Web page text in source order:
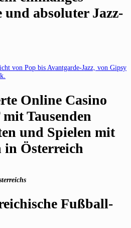
absoluter Jazz-
von Pop bis Avantgarde-Jazz, von Gipsy
Online Casino
Tausenden
und Spielen mit
in Österreich
Fußball-